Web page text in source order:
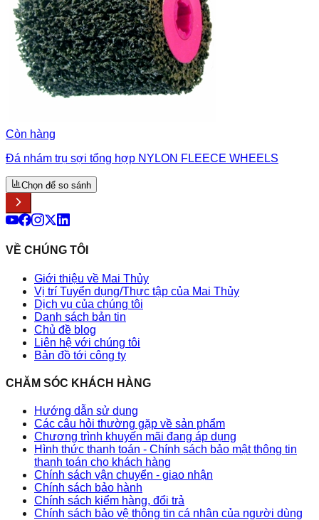
Còn hàng
Đá nhám trụ sợi tổng hợp NYLON FLEECE WHEELS
Chọn để so sánh
VỀ CHÚNG TÔI
Giới thiệu về Mai Thủy
Vị trí Tuyển dụng/Thực tập của Mai Thủy
Dịch vụ của chúng tôi
Danh sách bản tin
Chủ đề blog
Liên hệ với chúng tôi
Bản đồ tới công ty
CHĂM SÓC KHÁCH HÀNG
Hướng dẫn sử dụng
Các câu hỏi thường gặp về sản phẩm
Chương trình khuyến mãi đang áp dụng
Hình thức thanh toán - Chính sách bảo mật thông tin
thanh toán cho khách hàng
Chính sách vận chuyển - giao nhận
Chính sách bảo hành
Chính sách kiểm hàng, đổi trả
Chính sách bảo vệ thông tin cá nhân của người dùng